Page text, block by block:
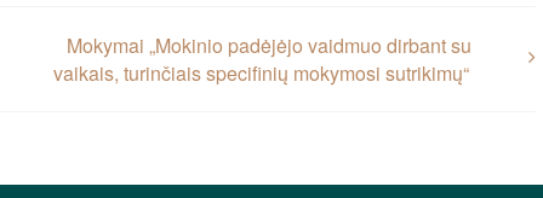
Mokymai „Mokinio padėjėjo vaidmuo dirbant su
vaikais, turinčiais specifinių mokymosi sutrikimų“